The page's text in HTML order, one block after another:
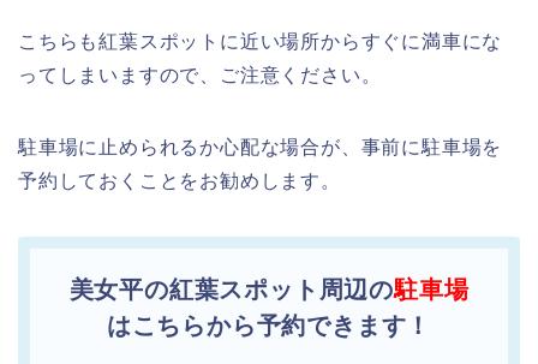
こちらも紅葉スポットに近い場所からすぐに満車にな
ってしまいますので、ご注意ください。
駐車場に止められるか心配な場合が、事前に駐車場を
予約しておくことをお勧めします。
美女平の紅葉スポット周辺の駐車場
はこちらから予約できます！